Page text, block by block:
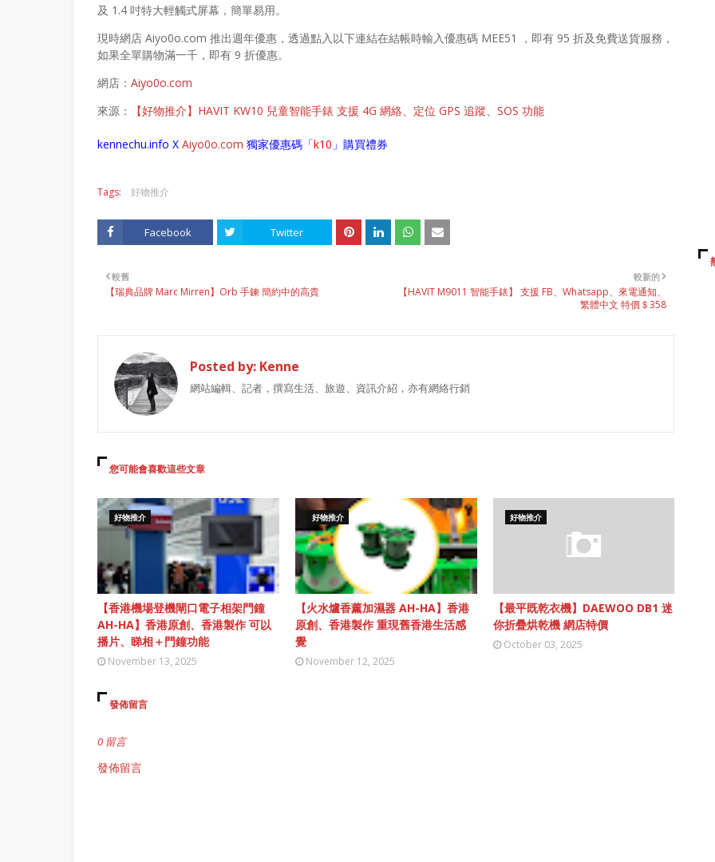
及 1.4 吋特大輕觸式屏幕，簡單易用。
現時網店 Aiyo0o.com 推出週年優惠，透過點入以下連結在結帳時輸入優惠碼 MEE51 ，即有 95 折及免費送貨服務，
如果全單購物滿一千，即有 9 折優惠。
網店： Aiyo0o.com
來源：
【好物推介】HAVIT KW10 兒童智能手錶 支援 4G 網絡、定位 GPS 追蹤、SOS 功能
kennechu.info X Aiyo0o.com 獨家優惠碼「k10 」購買禮券
Tags: 好物推介
Facebook Twitter
較新的
【HAVIT M9011 智能手錶】 支援 FB、Whatsapp、來電通知、
繁體中文 特價＄358
較舊
【瑞典品牌 Marc Mirren】Orb 手鍊 簡約中的高貴
Posted by: Kenne
網站編輯、記者，撰寫生活、旅遊、資訊介紹，亦有網絡行銷
您可能會喜歡這些文章
好物推介
【香港機場登機閘口電子相架門鐘
AH-HA】香港原創、香港製作 可以
播片、睇相＋門鐘功能
November 13, 2025
好物推介
【火水爐香薰加濕器 AH-HA】香港
原創、香港製作 重現舊香港生活感
覺
November 12, 2025
好物推介
【最平既乾衣機】DAEWOO DB1 迷
你折疊烘乾機 網店特價
October 03, 2025
發佈留言
0 留言
發佈留言